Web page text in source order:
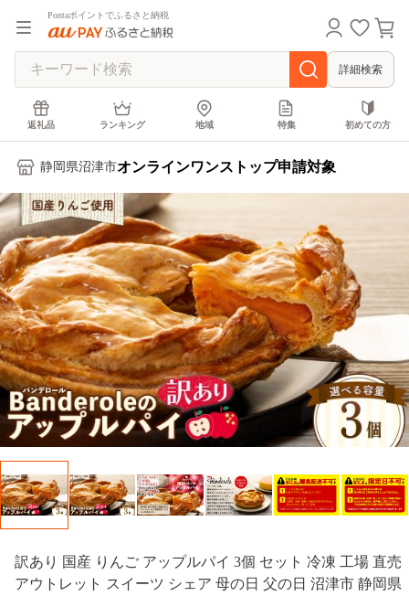
Pontaポイントでふるさと納税
詳細検索
返礼品 ランキング 地域 特集 初めての方
静岡県沼津市オンラインワンストップ申請対象
訳あり 国産 りんご アップルパイ 3個 セット 冷凍 工場 直売
アウトレット スイーツ シェア 母の日 父の日 沼津市 静岡県